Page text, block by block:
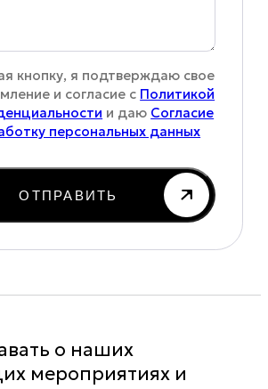
кнопку, я подтверждаю свое
и согласие с Политикой
и даю Согласие
персональных данных
ОТПРАВИТЬ
о наших
мероприятиях и